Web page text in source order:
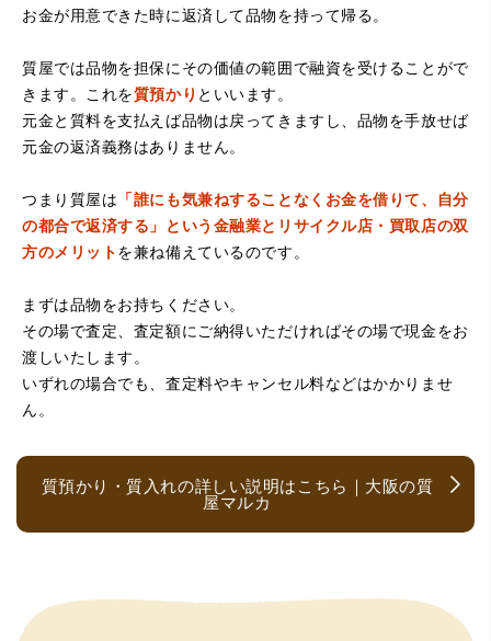
（大阪府堺市）電話対応の時からとても感じが良くて来店
してもとても優しく、来て良かったです。これからこちら
でお世話になろうと思いました。ありがとうございまし
た。
（京都府亀岡市）他店舗にも行きましたが、対応の方があ
まりお売りしたくないと思ったので、やめました。こちら
は電話対応からも誠実な印象でしたので、こちらでお売り
しようと思っておりました。この度はありがとうございま
す。
お金が用意できた時に返済して品物を持って帰る。
質屋では品物を担保にその価値の範囲で融資を受けることがで
きます。これを質預かり といいます。
元金と質料を支払えば品物は戻ってきますし、品物を手放せば
元金の返済義務はありません。
つまり質屋は 「誰にも気兼ねすることなくお金を借りて、自分
の都合で返済する」という金融業とリサイクル店・買取店の双
方のメリットを兼ね備えているのです。
まずは品物をお持ちください。
その場で査定、査定額にご納得いただければその場で現金をお
渡しいたします。
いずれの場合でも、査定料やキャンセル料などはかかりませ
ん。
質預かり・質入れの詳しい説明はこちら｜大阪の質
屋マルカ